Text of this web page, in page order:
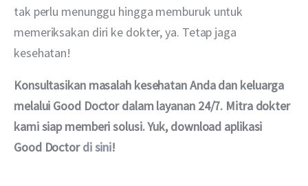
tak perlu menunggu hingga memburuk untuk
memeriksakan diri ke dokter, ya. Tetap jaga
kesehatan!
Konsultasikan masalah kesehatan Anda dan keluarga
melalui Good Doctor dalam layanan 24/7. Mitra dokter
kami siap memberi solusi. Yuk, download aplikasi
Good Doctor di sini!